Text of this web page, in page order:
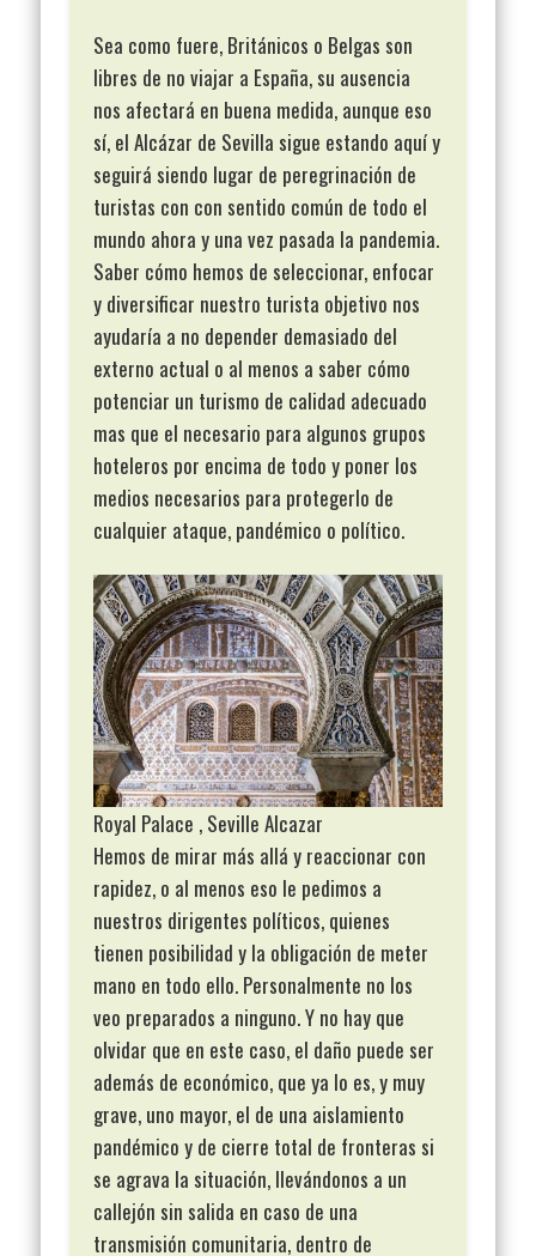
Sea como fuere, Británicos o Belgas son
libres de no viajar a España, su ausencia
nos afectará en buena medida, aunque eso
sí, el Alcázar de Sevilla sigue estando aquí y
seguirá siendo lugar de peregrinación de
turistas con con sentido común de todo el
mundo ahora y una vez pasada la pandemia.
Saber cómo hemos de seleccionar, enfocar
y diversificar nuestro turista objetivo nos
ayudaría a no depender demasiado del
externo actual o al menos a saber cómo
potenciar un turismo de calidad adecuado
mas que el necesario para algunos grupos
hoteleros por encima de todo y poner los
medios necesarios para protegerlo de
cualquier ataque, pandémico o político.
Royal Palace , Seville Alcazar
Hemos de mirar más allá y reaccionar con
rapidez, o al menos eso le pedimos a
nuestros dirigentes políticos, quienes
tienen posibilidad y la obligación de meter
mano en todo ello. Personalmente no los
veo preparados a ninguno. Y no hay que
olvidar que en este caso, el daño puede ser
además de económico, que ya lo es, y muy
grave, uno mayor, el de una aislamiento
pandémico y de cierre total de fronteras si
se agrava la situación, llevándonos a un
callejón sin salida en caso de una
transmisión comunitaria, dentro de